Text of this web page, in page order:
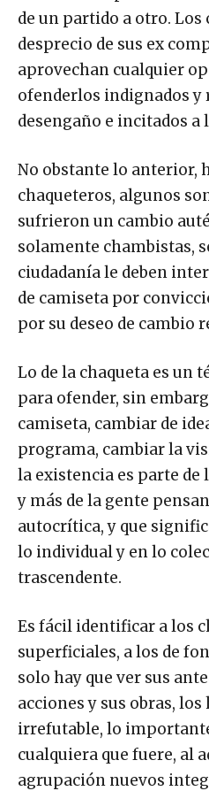
de un partido a otro.
desprecio de sus ex
aprovechan cualquier
ofenderlos indignados y
desengaño e incitados a
No obstante lo anterior,
chaqueteros, algunos
sufrieron un cambio
solamente chambistas,
ciudadanía le deben
de camiseta por
por su deseo de cambio
Lo de la chaqueta es un
para ofender, sin
camiseta, cambiar de
programa, cambiar la
la existencia es parte
y más de la gente
autocrítica, y que
lo individual y en lo
trascendente.
Es fácil identificar a los
superficiales, a los de
solo hay que ver sus
acciones y sus obras,
irrefutable, lo
cualquiera que fuere, al
agrupación nuevos